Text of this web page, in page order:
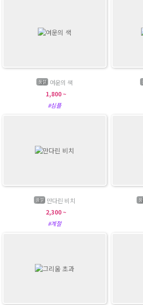
품절 여운의 색
1,800 ~
#심플
품절 만다린 비치
2,300 ~
#계절